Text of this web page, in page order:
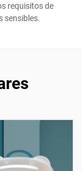
requisitos de
sensibles.